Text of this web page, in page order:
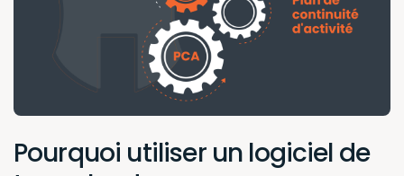
Pourquoi utiliser un logiciel de